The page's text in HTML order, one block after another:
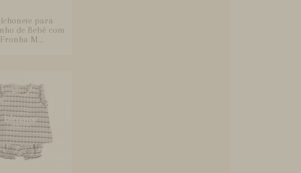
para
de Bebê com
Fronha M...